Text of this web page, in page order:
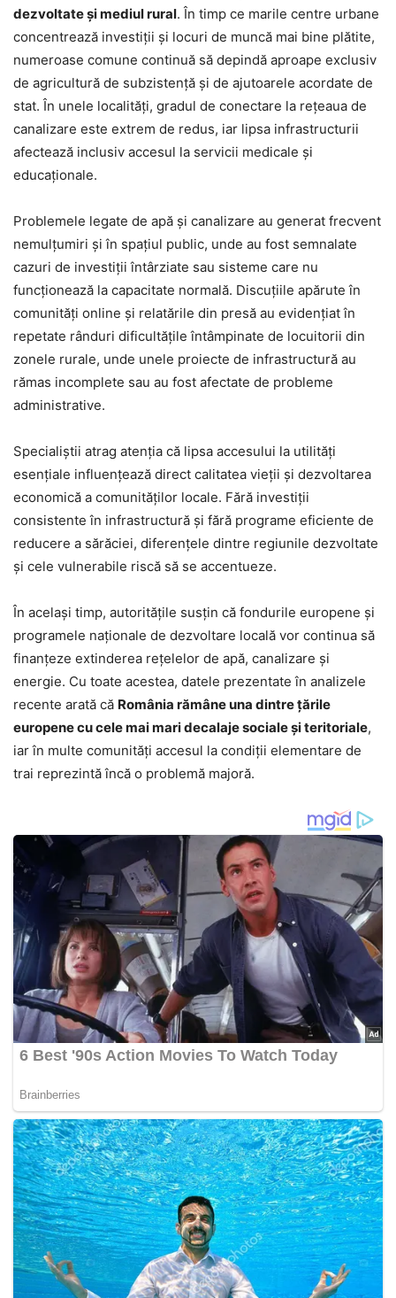
dezvoltate și mediul rural. În timp ce marile centre urbane
concentrează investiții și locuri de muncă mai bine plătite,
numeroase comune continuă să depindă aproape exclusiv
de agricultură de subzistență și de ajutoarele acordate de
stat. În unele localități, gradul de conectare la rețeaua de
canalizare este extrem de redus, iar lipsa infrastructurii
afectează inclusiv accesul la servicii medicale și
educaționale.
Problemele legate de apă și canalizare au generat frecvent
nemulțumiri și în spațiul public, unde au fost semnalate
cazuri de investiții întârziate sau sisteme care nu
funcționează la capacitate normală. Discuțiile apărute în
comunități online și relatările din presă au evidențiat în
repetate rânduri dificultățile întâmpinate de locuitorii din
zonele rurale, unde unele proiecte de infrastructură au
rămas incomplete sau au fost afectate de probleme
administrative.
Specialiștii atrag atenția că lipsa accesului la utilități
esențiale influențează direct calitatea vieții și dezvoltarea
economică a comunităților locale. Fără investiții
consistente în infrastructură și fără programe eficiente de
reducere a sărăciei, diferențele dintre regiunile dezvoltate
și cele vulnerabile riscă să se accentueze.
În același timp, autoritățile susțin că fondurile europene și
programele naționale de dezvoltare locală vor continua să
finanțeze extinderea rețelelor de apă, canalizare și
energie. Cu toate acestea, datele prezentate în analizele
recente arată că România rămâne una dintre țările
europene cu cele mai mari decalaje sociale și teritoriale,
iar în multe comunități accesul la condiții elementare de
trai reprezintă încă o problemă majoră.